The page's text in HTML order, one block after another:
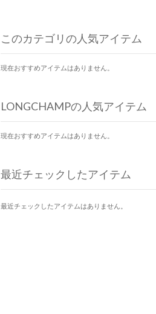
このカテゴリの人気アイテム
現在おすすめアイテムはありません。
LONGCHAMPの人気アイテム
現在おすすめアイテムはありません。
最近チェックしたアイテム
最近チェックしたアイテムはありません。